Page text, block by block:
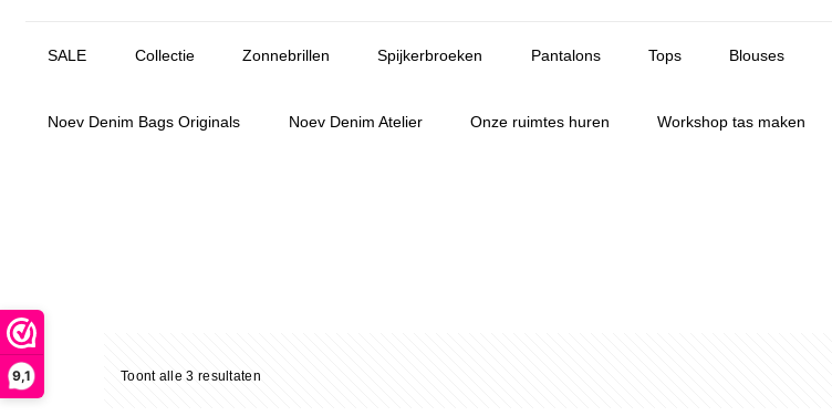
9,1
SALE Collectie Zonnebrillen Spijkerbroeken Pantalons Tops Blouses
Noev Denim Bags Originals Noev Denim Atelier Onze ruimtes huren Workshop tas maken
Toont alle 3 resultatenGesorteerd